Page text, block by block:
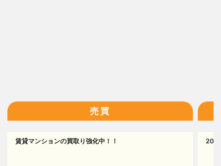
16
売買
賃貸マンションの買取り強化中！！